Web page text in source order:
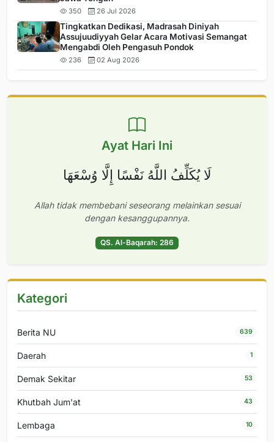
350 26 Jul 2026
Tingkatkan Dedikasi, Madrasah Diniyah
Assujuudiyyah Gelar Acara Motivasi Semangat
Mengabdi Oleh Pengasuh Pondok
236 02 Aug 2026
Ayat Hari Ini
لَا يُكَلِّفُ اللَّهُ نَفْسًا إِلَّا وُسْعَهَا
Allah tidak membebani seseorang melainkan sesuai
dengan kesanggupannya.
QS. Al-Baqarah: 286
Kategori
Berita NU 639
Daerah 1
Demak Sekitar 53
Khutbah Jum'at 43
Lembaga 10